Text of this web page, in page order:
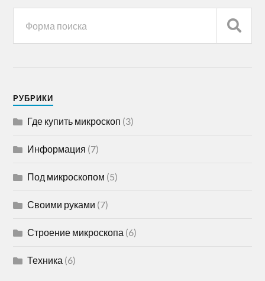
РУБРИКИ
Где купить микроскоп (3)
Информация (7)
Под микроскопом (5)
Своими руками (7)
Строение микроскопа (6)
Техника (6)